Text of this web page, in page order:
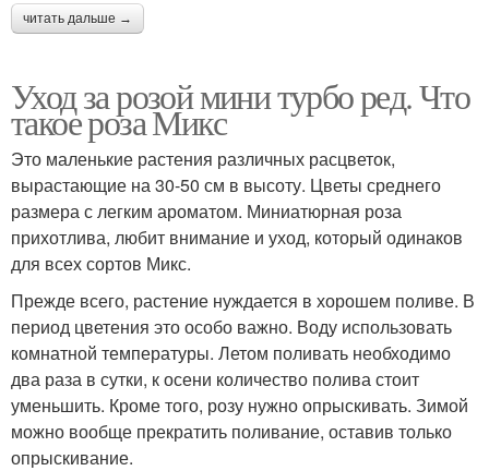
читать дальше →
Уход за розой мини турбо ред. Что
такое роза Микс
Это маленькие растения различных расцветок,
вырастающие на 30-50 см в высоту. Цветы среднего
размера с легким ароматом. Миниатюрная роза
прихотлива, любит внимание и уход, который одинаков
для всех сортов Микс.
Прежде всего, растение нуждается в хорошем поливе. В
период цветения это особо важно. Воду использовать
комнатной температуры. Летом поливать необходимо
два раза в сутки, к осени количество полива стоит
уменьшить. Кроме того, розу нужно опрыскивать. Зимой
можно вообще прекратить поливание, оставив только
опрыскивание.